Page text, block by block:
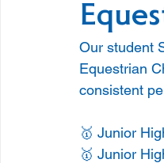
Our student
Equestrian
consistent
🥇 Junior
🥇 Junior